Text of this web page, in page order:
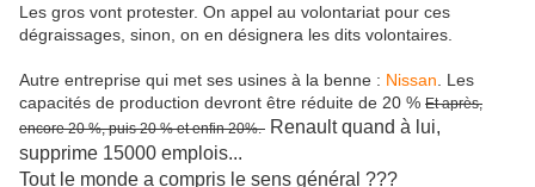
Les gros vont protester. On appel au volontariat pour ces
dégraissages, sinon, on en désignera les dits volontaires.
Autre entreprise qui met ses usines à la benne : Nissan . Les
capacités de production devront être réduite de 20 % Et après,
encore 20 %, puis 20 % et enfin 20%. Renault quand à lui,
supprime 15000 emplois...
Tout le monde a compris le sens général ???